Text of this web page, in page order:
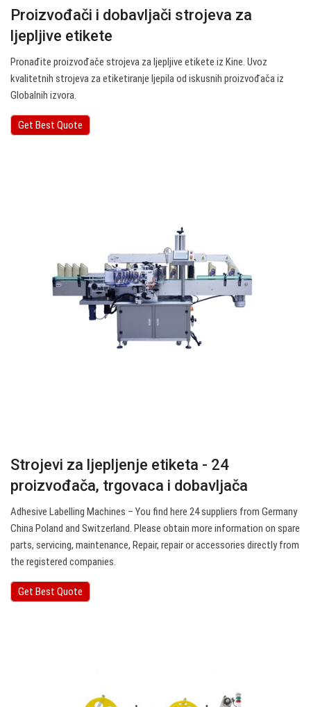
Proizvođači i dobavljači strojeva za
ljepljive etikete
Pronađite proizvođače strojeva za ljepljive etikete iz Kine. Uvoz
kvalitetnih strojeva za etiketiranje ljepila od iskusnih proizvođača iz
Globalnih izvora.
Get Best Quote
Strojevi za ljepljenje etiketa - 24
proizvođača, trgovaca i dobavljača
Adhesive Labelling Machines – You find here 24 suppliers from Germany
China Poland and Switzerland. Please obtain more information on spare
parts, servicing, maintenance, Repair, repair or accessories directly from
the registered companies.
Get Best Quote